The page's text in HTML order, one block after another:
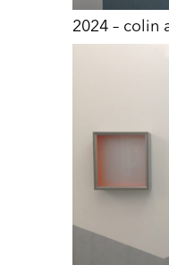
2024 – colin